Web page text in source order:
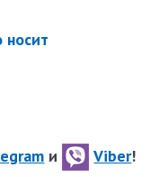
и Viber!